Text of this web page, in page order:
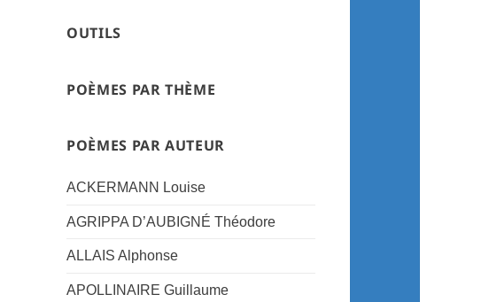
OUTILS
POÈMES PAR THÈME
POÈMES PAR AUTEUR
ACKERMANN Louise
AGRIPPA D’AUBIGNÉ Théodore
ALLAIS Alphonse
APOLLINAIRE Guillaume